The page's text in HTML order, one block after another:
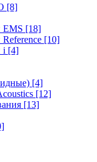
[8]
EMS [18]
[10]
i [4]
[4]
[12]
[13]